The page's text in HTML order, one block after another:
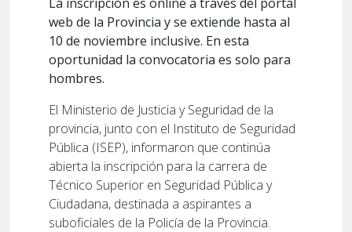
web de la Provincia y se extiende hasta al
10 de noviembre inclusive. En esta
oportunidad la convocatoria es solo para
hombres.
El Ministerio de Justicia y Seguridad de la
provincia, junto con el Instituto de Seguridad
Pública (ISEP), informaron que continúa
abierta la inscripción para la carrera de
Técnico Superior en Seguridad Pública y
Ciudadana, destinada a aspirantes a
suboficiales de la Policía de la Provincia.